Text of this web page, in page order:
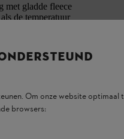
met gladde fleece
de temperatuur
andere jas.
Om onze website optimaal
browsers: